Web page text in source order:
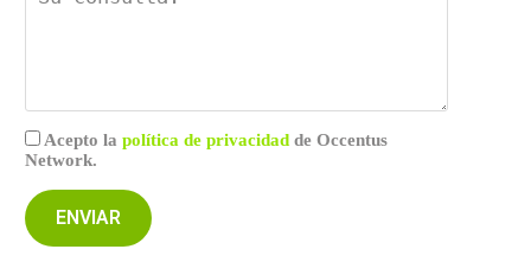
Acepto la política de privacidad de Occentus
Network.